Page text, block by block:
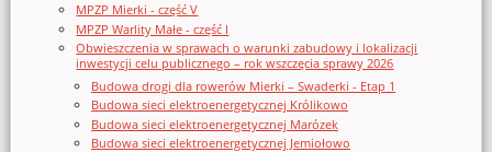
MPZP Mierki - część V
MPZP Warlity Małe - część I
Obwieszczenia w sprawach o warunki zabudowy i lokalizacji
inwestycji celu publicznego – rok wszczęcia sprawy 2026
Budowa drogi dla rowerów Mierki – Swaderki - Etap 1
Budowa sieci elektroenergetycznej Królikowo
Budowa sieci elektroenergetycznej Marózek
Budowa sieci elektroenergetycznej Jemiołowo